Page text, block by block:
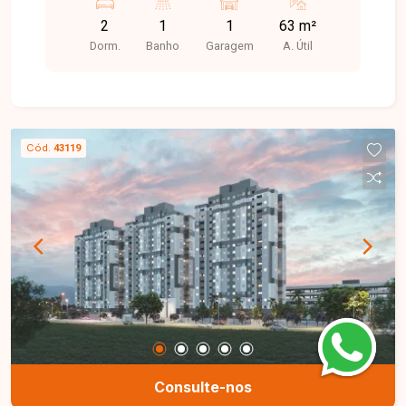
2
Dorm.
1
Banho
1
Garagem
63 m²
A. Útil
Cód. 43119
Consulte-nos